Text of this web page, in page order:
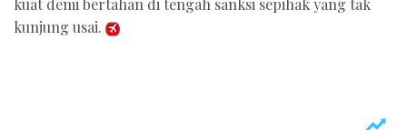
kuat demi bertahan di tengah sanksi sepihak yang tak
kunjung usai.